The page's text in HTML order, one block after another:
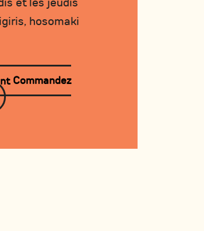
hosomaki
Commandez